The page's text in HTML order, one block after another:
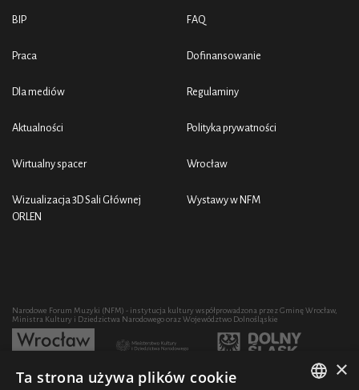
BIP
Praca
Dla mediów
Aktualności
Wirtualny spacer
Wizualizacja 3D Sali Głównej
ORLEN
FAQ
Dofinansowanie
Regulaminy
Polityka prywatności
Wrocław
Wystawy w NFM
Narodowe Forum Muzyki (NFM) - instytucja kultury współprowadzona przez Gminę Wrocław,
Ministra Kultury i Dziedzictwa Narodowego oraz Województwo Dolnośląskie
Rozwój działalności artystycznej i edukacyjnej NFM poprzez zakup sprzętu współfinansowany
×
Ta strona używa plików cookie